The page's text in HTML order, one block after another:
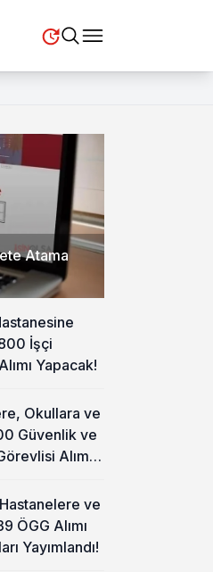
Atama
İşçi
Yapacak!
Okullara ve
Güvenlik ve
Alımı
ve
ÖGG Alımı
Yayımlandı!